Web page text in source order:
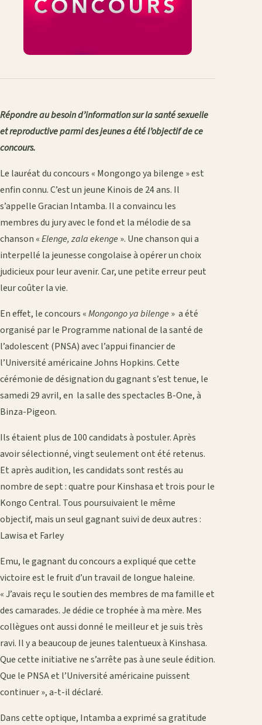
Répondre au besoin d’information sur la santé sexuelle
et reproductive parmi des jeunes a été l’objectif de ce
concours.
Le lauréat du concours « Mongongo ya bilenge » est
enfin connu. C’est un jeune Kinois de 24 ans. Il
s’appelle Gracian Intamba. Il a convaincu les
membres du jury avec le fond et la mélodie de sa
chanson «Elenge, zala ekenge». Une chanson qui a
interpellé la jeunesse congolaise à opérer un choix
judicieux pour leur avenir. Car, une petite erreur peut
leur coûter la vie.
En effet, le concours «Mongongo ya bilenge» a été
organisé par le Programme national de la santé de
l’adolescent (PNSA) avec l’appui financier de
l’Université américaine Johns Hopkins. Cette
cérémonie de désignation du gagnant s’est tenue, le
samedi 29 avril, en la salle des spectacles B-One, à
Binza-Pigeon.
Ils étaient plus de 100 candidats à postuler. Après
avoir sélectionné, vingt seulement ont été retenus.
Et après audition, les candidats sont restés au
nombre de sept : quatre pour Kinshasa et trois pour le
Kongo Central. Tous poursuivaient le même
objectif, mais un seul gagnant suivi de deux autres :
Lawisa et Farley
Emu, le gagnant du concours a expliqué que cette
victoire est le fruit d’un travail de longue haleine.
« J’avais reçu le soutien des membres de ma famille et
des camarades. Je dédie ce trophée à ma mère. Mes
collègues ont aussi donné le meilleur et je suis très
ravi. Il y a beaucoup de jeunes talentueux à Kinshasa.
Que cette initiative ne s’arrête pas à une seule édition.
Que le PNSA et l’Université américaine puissent
continuer », a-t-il déclaré.
Dans cette optique, Intamba a exprimé sa gratitude